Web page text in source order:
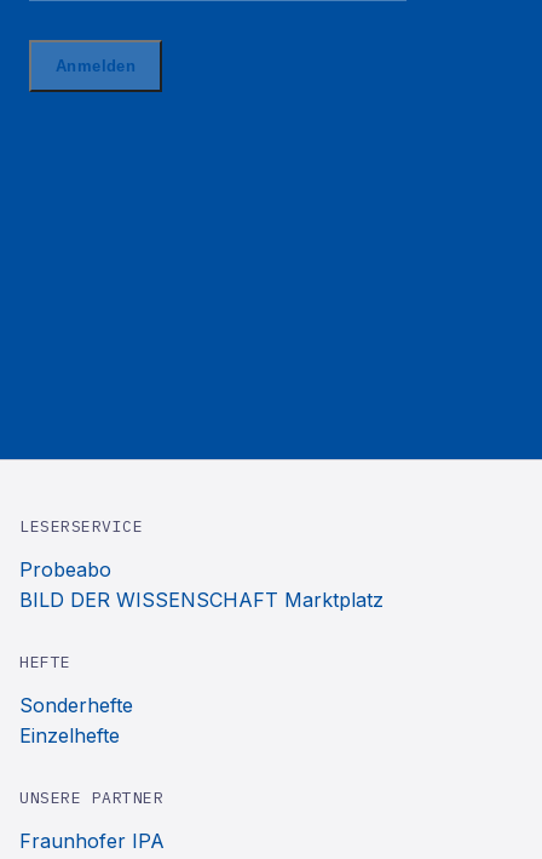
LESERSERVICE
Probeabo
BILD DER WISSENSCHAFT Marktplatz
HEFTE
Sonderhefte
Einzelhefte
UNSERE PARTNER
Fraunhofer IPA